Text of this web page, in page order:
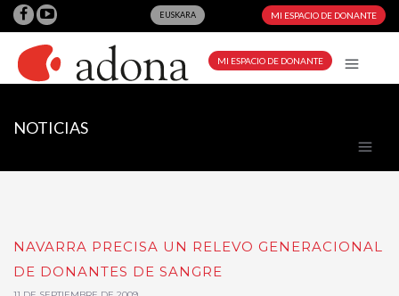
EUSKARA MI ESPACIO DE DONANTE
MI ESPACIO DE DONANTE
NOTICIAS
NAVARRA PRECISA UN RELEVO GENERACIONAL
DE DONANTES DE SANGRE